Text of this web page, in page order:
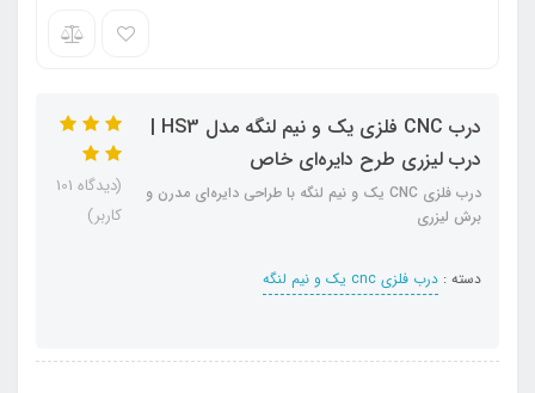
درب CNC فلزی یک و نیم لنگه مدل HS3 |
درب لیزری طرح دایره‌ای خاص
درب فلزی CNC یک و نیم لنگه با طراحی دایره‌ای مدرن و
برش لیزری
دسته : درب فلزی cnc یک و نیم لنگه
(دیدگاه 101
کاربر)